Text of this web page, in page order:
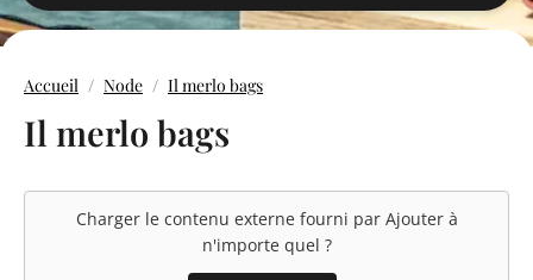
Accueil Node Il merlo bags
Il merlo bags
Charger le contenu externe fourni par Ajouter à
n'importe quel ?